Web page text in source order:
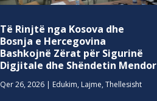
Të Rinjtë nga Kosova dhe
Bosnja e Hercegovina
Bashkojnë Zërat për Sigurinë
Digjitale dhe Shëndetin Mendor
Qer 26, 2026 | Edukim, Lajme,Thellesisht